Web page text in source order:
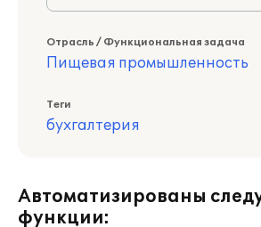
Отрасль / Функциональная задача
Пищевая промышленность
Теги
бухгалтерия
Автоматизированы
функции: